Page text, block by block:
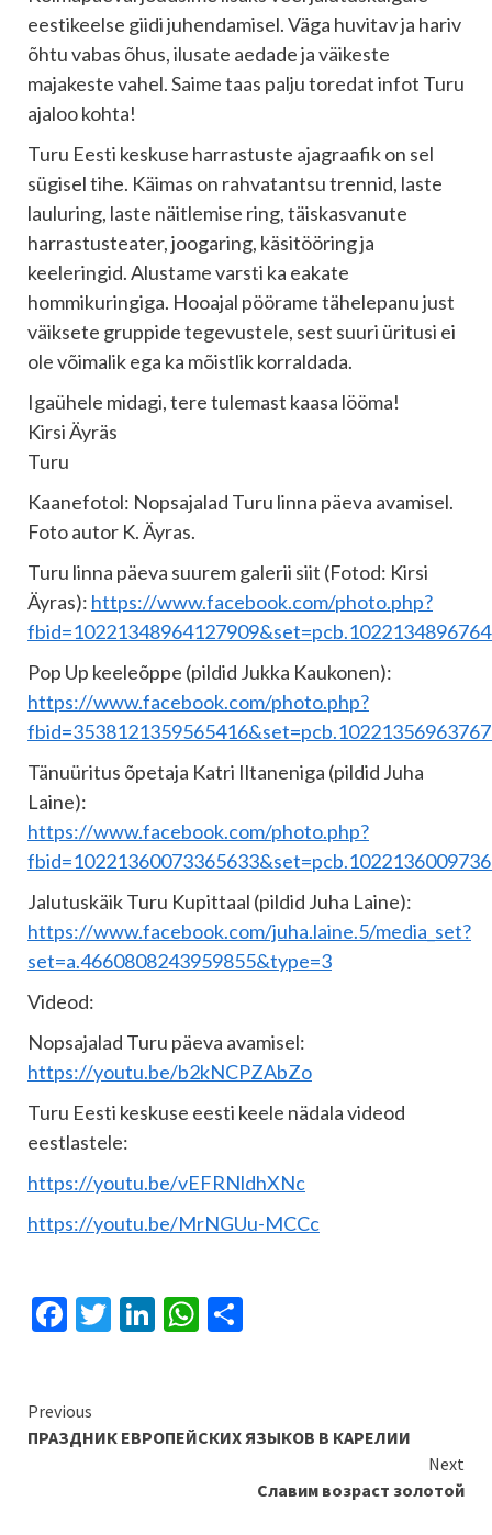
eestikeelse giidi juhendamisel. Väga huvitav ja hariv
õhtu vabas õhus, ilusate aedade ja väikeste
majakeste vahel. Saime taas palju toredat infot Turu
ajaloo kohta!
Turu Eesti keskuse harrastuste ajagraafik on sel
sügisel tihe. Käimas on rahvatantsu trennid, laste
lauluring, laste näitlemise ring, täiskasvanute
harrastusteater, joogaring, käsitööring ja
keeleringid. Alustame varsti ka eakate
hommikuringiga. Hooajal pöörame tähelepanu just
väiksete gruppide tegevustele, sest suuri üritusi ei
ole võimalik ega ka mõistlik korraldada.
Igaühele midagi, tere tulemast kaasa lööma!
Kirsi Äyräs
Turu
Kaanefotol: Nopsajalad Turu linna päeva avamisel.
Foto autor K. Äyras.
Turu linna päeva suurem galerii siit (Fotod: Kirsi
Äyras): https://www.facebook.com/photo.php?
Pop Up keeleõppe (pildid Jukka Kaukonen):
https://www.facebook.com/photo.php?
Tänuüritus õpetaja Katri Iltaneniga (pildid Juha
Laine):
https://www.facebook.com/photo.php?
Jalutuskäik Turu Kupittaal (pildid Juha Laine):
https://www.facebook.com/juha.laine.5/media_set?
set=a.4660808243959855&type=3
Videod:
Nopsajalad Turu päeva avamisel:
https://youtu.be/b2kNCPZAbZo
Turu Eesti keskuse eesti keele nädala videod
eestlastele:
https://youtu.be/vEFRNldhXNc
https://youtu.be/MrNGUu-MCCc
Facebook
Twitter
LinkedIn
WhatsApp
Continue
Reading
Previous
ПРАЗДНИК ЕВРОПЕЙСКИХ ЯЗЫКОВ В КАРЕЛИИ
Next
Славим возраст золотой